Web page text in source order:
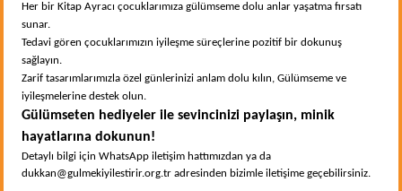
Her bir Kitap Ayracı çocuklarımıza gülümseme dolu anlar yaşatma fırsatı
sunar.
Tedavi gören çocuklarımızın iyileşme süreçlerine pozitif bir dokunuş
sağlayın.
Zarif tasarımlarımızla özel günlerinizi anlam dolu kılın, Gülümseme ve
iyileşmelerine destek olun.
Gülümseten hediyeler ile sevincinizi paylaşın, minik
hayatlarına dokunun!
Detaylı bilgi için WhatsApp iletişim hattımızdan ya da
dukkan@gulmekiyilestirir.org.tr adresinden bizimle iletişime geçebilirsiniz.